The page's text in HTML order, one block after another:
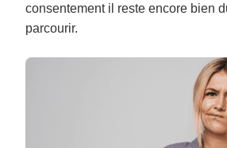
consentement il reste encore bien
parcourir.